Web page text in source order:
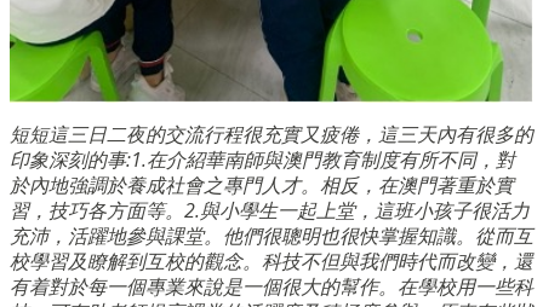
短短這三日二夜的交流行程很充實又疲倦，這三天內有很多的
印象深刻的事:1.在介紹華南師與澳門教育制度有所不同，對
於內地強調於養成社會之專門人才。相反，在澳門著重於實
習，技巧各方面等。2.與小學生一起上堂，這班小孩子很活力
充沛，活躍地參與課堂。他們很聰明也很快掌握知識。從而互
校學習及瞭解到互校的觀念。科技不但與我們時代而改變，還
有着對於每一個專業來說是一個很大的幫作。在學校用一些科